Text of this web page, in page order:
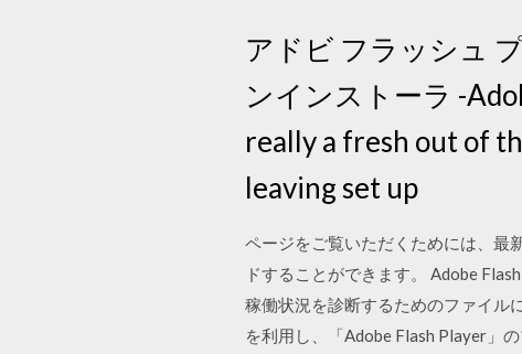
アドビ フラッシュ
ンインストーラ -
really a fresh out of
leaving set up
ページをご覧いただくためには、最
ドすることができます。 Adobe
稼働状況を診断するためのファイル
を利用し、「Adobe Flash Player」